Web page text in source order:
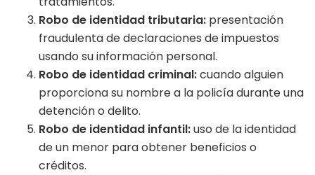
Robo de identidad tributaria: presentación
fraudulenta de declaraciones de impuestos
usando su información personal.
Robo de identidad criminal:cuando alguien
proporciona su nombre a la policía durante una
detención o delito.
Robo de identidad infantil:uso de la identidad
de un menor para obtener beneficios o
créditos.